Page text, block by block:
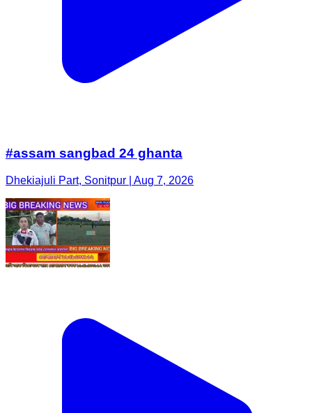
#assam sangbad 24 ghanta
Dhekiajuli Part, Sonitpur | Aug 7, 2026